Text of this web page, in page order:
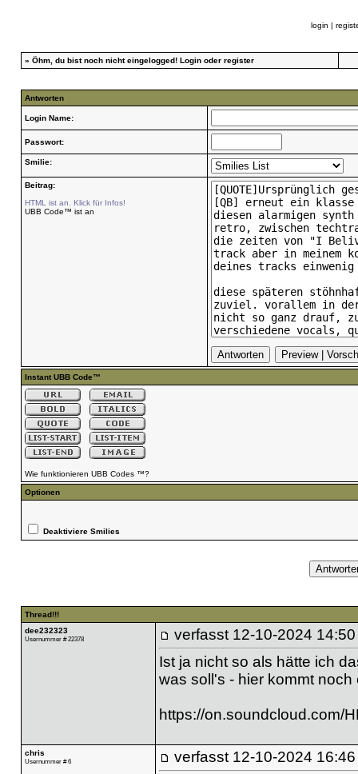
login |
» Öhm, du bist noch nicht eingelogged! Loginoder register
Antworten
Login Name:
Passwort:
Smilie:
Beitrag:
HTML ist an. Klick für Infos!
UBB Code™ ist an
Instant UBB Code™
Wie funktionieren UBB Codes ™?
Optionen
Deaktiviere Smilies
Thread!!!
dee232323
Usernummer # 22378 verfasst 12-10-2024 14:50
Ist ja nicht so als hätte ich
was soll's - hier kommt
https://on.soundcloud.com/
chris
Usernummer # 6 verfasst 12-10-2024 16:46